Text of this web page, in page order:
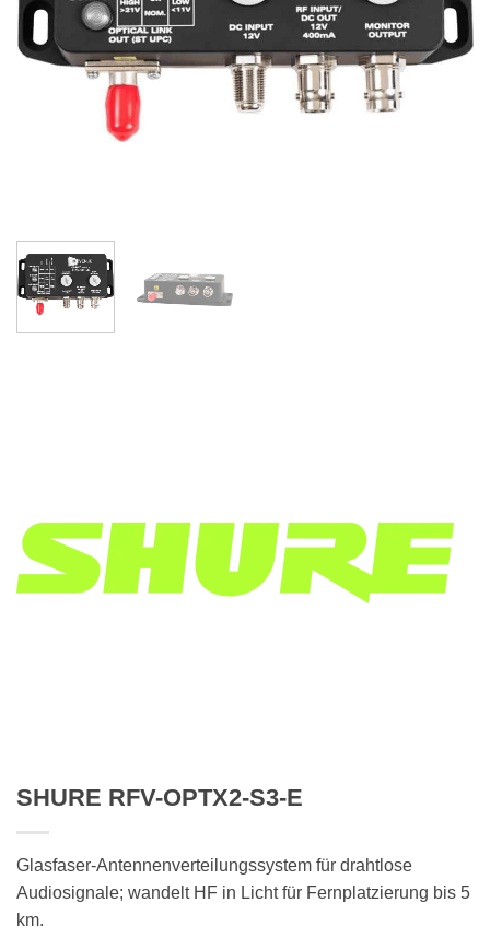
SHURE RFV-OPTX2-S3-E
Glasfaser-Antennenverteilungssystem für drahtlose
Audiosignale; wandelt HF in Licht für Fernplatzierung bis 5
km.